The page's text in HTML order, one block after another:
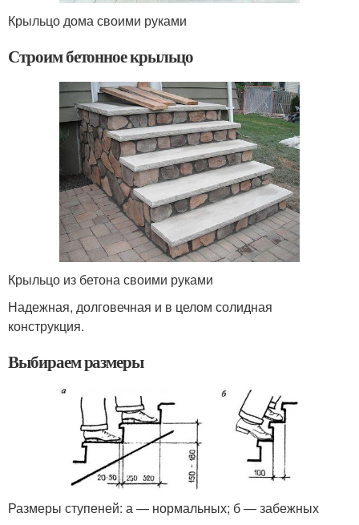
Крыльцо дома своими руками
Строим бетонное крыльцо
Крыльцо из бетона своими руками
Надежная, долговечная и в целом солидная
конструкция.
Выбираем размеры
Размеры ступеней: а — нормальных; б — забежных